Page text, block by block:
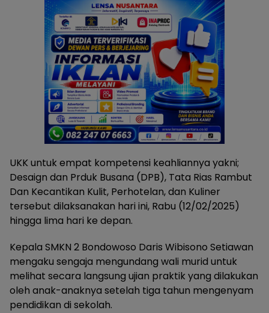
UKK untuk empat kompetensi keahliannya yakni;
Desaign dan Prduk Busana (DPB), Tata Rias Rambut
Dan Kecantikan Kulit, Perhotelan, dan Kuliner
tersebut dilaksanakan hari ini, Rabu (12/02/2025)
hingga lima hari ke depan.
Kepala SMKN 2 Bondowoso Daris Wibisono Setiawan
mengaku sengaja mengundang wali murid untuk
melihat secara langsung ujian praktik yang dilakukan
oleh anak-anaknya setelah tiga tahun mengenyam
pendidikan di sekolah.